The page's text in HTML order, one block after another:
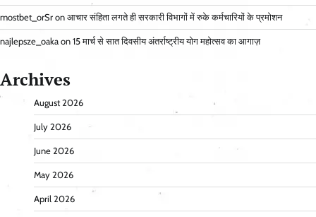
mostbet_orSr on आचार संहिता लगते ही सरकारी विभागों में रुके कर्मचारियों के प्रमोशन
najlepsze_oaka on 15 मार्च से सात दिवसीय अंतर्राष्ट्रीय योग महोत्सव का आगाज़
Archives
August 2026
July 2026
June 2026
May 2026
April 2026